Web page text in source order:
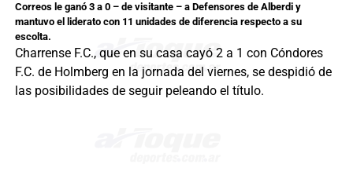
Correos le ganó 3 a 0 – de visitante – a Defensores de Alberdi y
mantuvo el liderato con 11 unidades de diferencia respecto a su
escolta.
Charrense F.C., que en su casa cayó 2 a 1 con Cóndores
F.C. de Holmberg en la jornada del viernes, se despidió de
las posibilidades de seguir peleando el título.